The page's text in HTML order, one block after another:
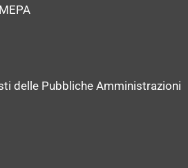
delle Pubbliche Amministrazioni